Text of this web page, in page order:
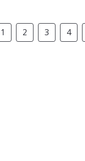
1 2 3 4